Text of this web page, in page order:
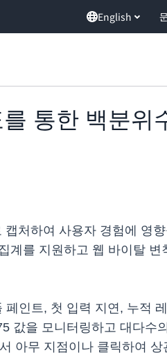
English
통한 백분위
처하여 사용자 경험에 영
를 지원하고 웹 바이탈
인트, 첫 입력 지연, 누적
값을 모니터링하고 대다수
아무 지점이나 클릭하여